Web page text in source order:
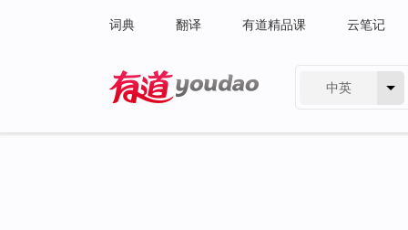
词典 翻译 有道精品课 云笔记
中英